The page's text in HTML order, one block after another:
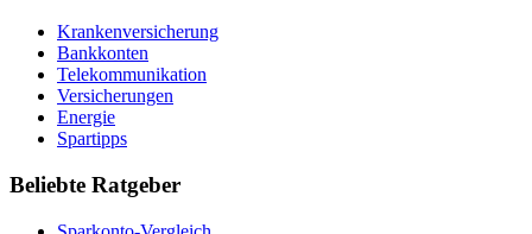
Krankenversicherung
Bankkonten
Telekommunikation
Versicherungen
Energie
Spartipps
Beliebte Ratgeber